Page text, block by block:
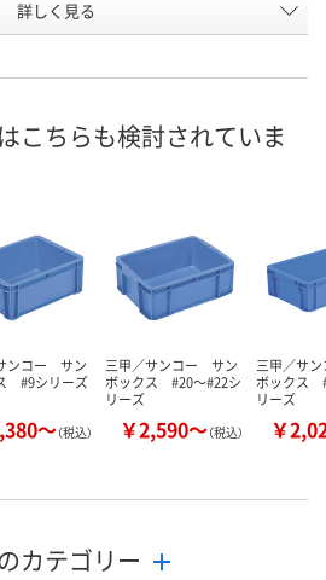
ライトグレー ライトグレー
カゴへ カ
詳しく見る
こちらも検討されていま
ンコー サン
#9シリーズ
～（税込）
三甲／サンコー サン
ボックス #20～#22シ
リーズ
￥2,590～（税込）
三甲／サ
ボックス
リーズ
￥
カテゴリー